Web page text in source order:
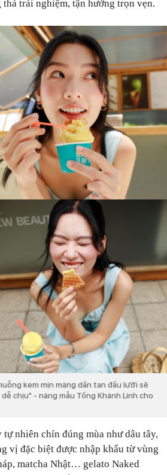
trải nghiệm, tận hưởng trọn vẹn.
kem mịn màng dần tan đầu lưỡi sẽ
chịu" - nàng mẫu Tống Khánh Linh cho
nhiên chín đúng mùa như dâu tây,
vị đặc biệt được nhập khẩu từ vùng
matcha Nhật… gelato Naked